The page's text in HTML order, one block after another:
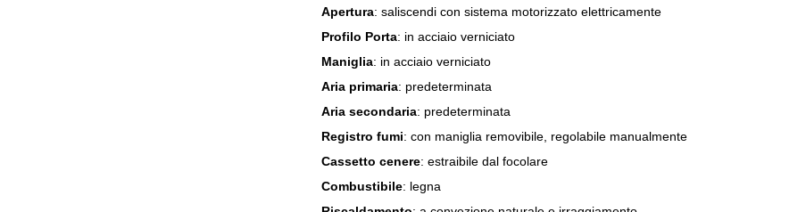
Apertura: saliscendi con sistema motorizzato elettricamente
Profilo Porta: in acciaio verniciato
Maniglia: in acciaio verniciato
Aria primaria: predeterminata
Aria secondaria: predeterminata
Registro fumi: con maniglia removibile, regolabile manualmente
Cassetto cenere: estraibile dal focolare
Combustibile: legna